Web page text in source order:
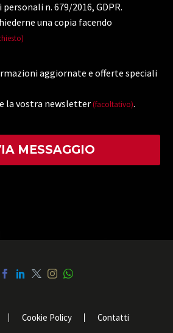
n. 679/2016, GDPR.
una copia facendo
aggiornate e offerte speciali
la vostra newsletter (facoltativo).
Cookie Policy Contatti